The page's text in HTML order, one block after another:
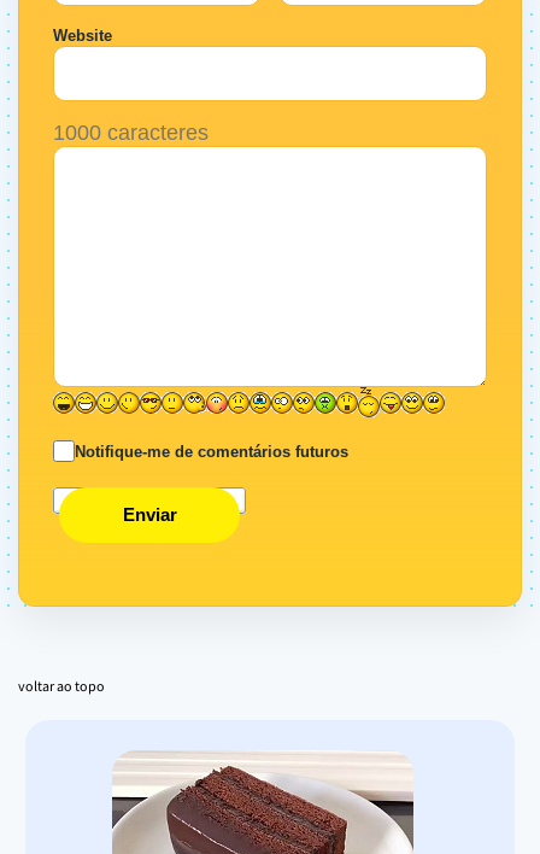
Website
1000 caracteres
Notifique-me de comentários futuros
Enviar
voltar ao topo